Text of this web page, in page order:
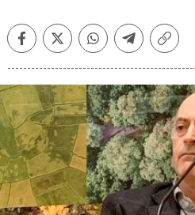
FacebookTwitterWhatsappTelegramCopiar